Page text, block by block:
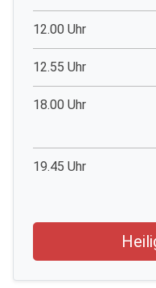
12.00 Uhr
12.55 Uhr
18.00 Uhr
19.45 Uhr